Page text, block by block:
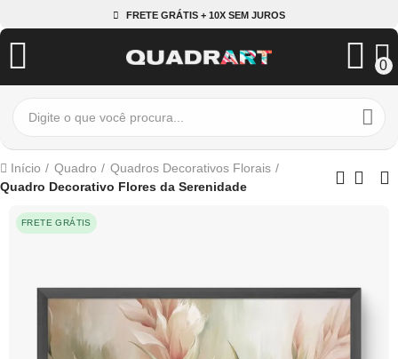
FRETE GRÁTIS + 10X SEM JUROS
0
Início Quadro
Quadros Decorativos Florais
Quadro Decorativo Flores da Serenidade
FRETE GRÁTIS